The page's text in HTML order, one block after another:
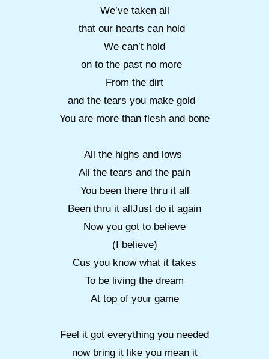
We’ve taken all
that our hearts can hold
We can’t hold
on to the past no more
From the dirt
and the tears you make gold
You are more than flesh and bone
All the highs and lows
All the tears and the pain
You been there thru it all
Been thru it allJust do it again
Now you got to believe
(I believe)
Cus you know what it takes
To be living the dream
At top of your game
Feel it got everything you needed
now bring it like you mean it